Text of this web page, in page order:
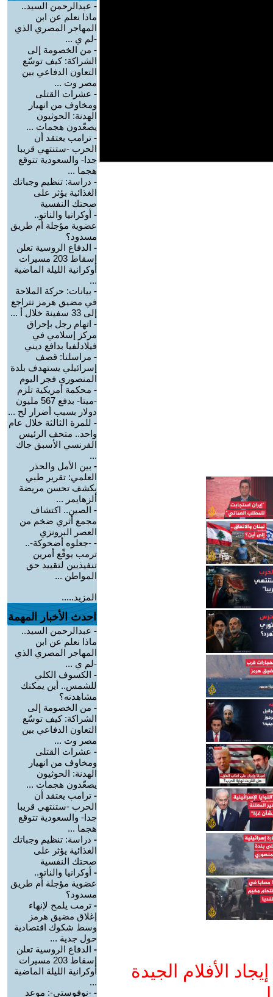
الأفلام الجيدة
- عبدالرحمن السيد..
ماذا نعلم عن ابن
المهاجر المصري الذي
-لم ي ...
- من الخصومة إلى
الشراكة: كيف توسّع
التعاون الدفاعي بين
مصر وت ...
- عشرات القتلى
ومخاوف من انهيار
الهدنة: الحوثيون
يصعّدون هجمات ...
- ترامب يعتقد أن
الحرب -ستنتهي قريبا
جدا- والسعودية تتوقع
هجما ...
- دراسة: تنظيم وجباتك
الغذائية يؤثر على
صحتك النفسية
- أوكرانيا والناتو..
عضوية مؤجلة أم طريق
مسدود؟
- الدفاع الروسية تعلن
إسقاط 203 مسيرات
أوكرانية الليلة الماضية
...
- بيانات: حركة الملاحة
في مضيق هرمز تتراجع
إلى 33 سفينة خلال أ ...
- اتهام رجل بإحراق
مركز إسلامي في
فيلادلفيا بدافع ديني
- مراسلنا: قصف
إسرائيلي يستهدف بلدة
المنصوري فجر اليوم
- محكمة أمريكية تلزم
-ميتا- بدفع 567 مليون
دولار بسبب أضرار لح ...
- للمرة الثالثة خلال عام
واحد.. متحف الرئيس
الفرنسي الأسبق جاك
...
- بين الأمل والحذر
العلمي: تقرير طبي
يكشف تحسن مريضة
ألزهايمر ...
- الصين.. اكتشاف
مجمع أثري ضخم من
العصر البرونزي
- -جعلوه أضحوكة-..
ترمب يوقّع أمرين
تنفيذيين لتقييد حق
المواطن ...
المزيد.....
احدث الأخبار المهمة
- عبدالرحمن السيد..
ماذا نعلم عن ابن
المهاجر المصري الذي
-لم ي ...
- الكسوف الكلي
للشمس.. أين يمكنك
مشاهدته؟
- من الخصومة إلى
الشراكة: كيف توسّع
التعاون الدفاعي بين
مصر وت ...
- عشرات القتلى
ومخاوف من انهيار
الهدنة: الحوثيون
يصعّدون هجمات ...
- ترامب يعتقد أن
الحرب -ستنتهي قريبا
جدا- والسعودية تتوقع
هجما ...
- دراسة: تنظيم وجباتك
الغذائية يؤثر على
صحتك النفسية
- أوكرانيا والناتو..
عضوية مؤجلة أم طريق
مسدود؟
- ترمب يلمح لإنهاء
إغلاق مضيق هرمز
وسط شكوك اقتصادية
حول جدية ...
- الدفاع الروسية تعلن
إسقاط 203 مسيرات
أوكرانية الليلة الماضية
...
- -نوفوستي-: موعد